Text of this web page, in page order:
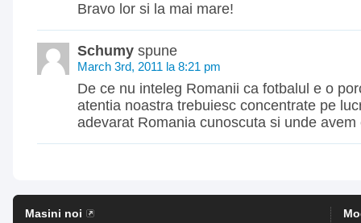
Bravo lor si la mai mare!
Schumy spune
March 3rd, 2011 la 8:21 pm
De ce nu inteleg Romanii ca fotbalul e o
atentia noastra trebuiesc concentrate pe
adevarat Romania cunoscuta si unde
Masini noi